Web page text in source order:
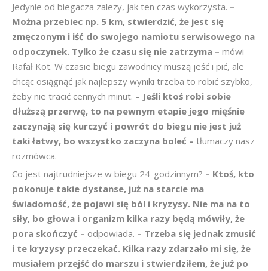
Jedynie od biegacza zależy, jak ten czas wykorzysta. –
Można przebiec np. 5 km, stwierdzić, że jest się
zmęczonym i iść do swojego namiotu serwisowego na
odpoczynek. Tylko że czasu się nie zatrzyma – mówi
Rafał Kot. W czasie biegu zawodnicy muszą jeść i pić, ale
chcąc osiągnąć jak najlepszy wyniki trzeba to robić szybko,
żeby nie tracić cennych minut. – Jeśli ktoś robi sobie
dłuższą przerwę, to na pewnym etapie jego mięśnie
zaczynają się kurczyć i powrót do biegu nie jest już
taki łatwy, bo wszystko zaczyna boleć – tłumaczy nasz
rozmówca.
Co jest najtrudniejsze w biegu 24-godzinnym? – Ktoś, kto
pokonuje takie dystanse, już na starcie ma
świadomość, że pojawi się ból i kryzysy. Nie ma na to
siły, bo głowa i organizm kilka razy będą mówiły, że
pora skończyć – odpowiada. – Trzeba się jednak zmusić
i te kryzysy przeczekać. Kilka razy zdarzało mi się, że
musiałem przejść do marszu i stwierdziłem, że już po